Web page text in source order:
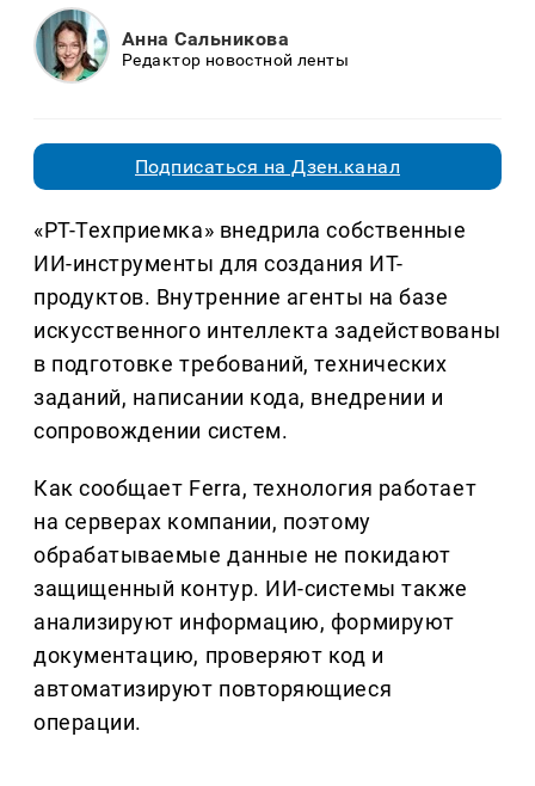
Анна Сальникова
Редактор новостной ленты
Подписаться на Дзен.канал
«РТ-Техприемка» внедрила собственные
ИИ-инструменты для создания ИТ-
продуктов. Внутренние агенты на базе
искусственного интеллекта задействованы
в подготовке требований, технических
заданий, написании кода, внедрении и
сопровождении систем.
Как сообщает Ferra, технология работает
на серверах компании, поэтому
обрабатываемые данные не покидают
защищенный контур. ИИ-системы также
анализируют информацию, формируют
документацию, проверяют код и
автоматизируют повторяющиеся
операции.